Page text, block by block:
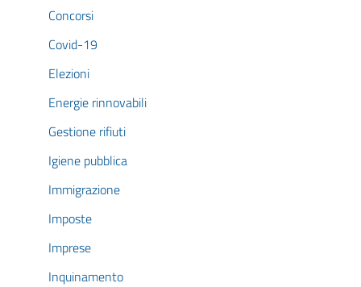
Concorsi
Covid-19
Elezioni
Energie rinnovabili
Gestione rifiuti
Igiene pubblica
Immigrazione
Imposte
Imprese
Inquinamento